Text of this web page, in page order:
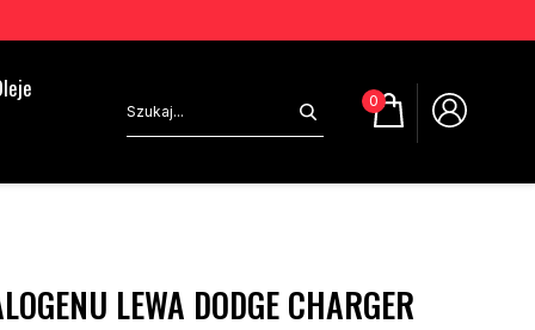
0
LEWA DODGE CHARGER